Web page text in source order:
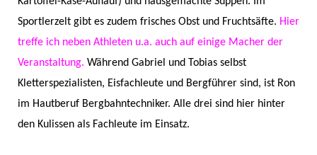
Sportlerzelt gibt es zudem frisches Obst und Fruchtsäfte. Hier
treffe ich neben Athleten u.a. auch auf einige Macher der
Veranstaltung. Während Gabriel und Tobias selbst
Kletterspezialisten, Eisfachleute und Bergführer sind, ist Ron
im Hautberuf Bergbahntechniker. Alle drei sind hier hinter
den Kulissen als Fachleute im Einsatz.